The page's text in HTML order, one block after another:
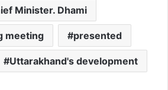
Minister. Dhami
meeting presented
Uttarakhand's development